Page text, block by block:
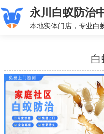
永川白蚁防治
本地实体门店，专业白
白